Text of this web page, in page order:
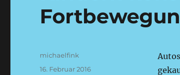
Autor
michaelfink
Veröffentlicht
16. Februar 2016